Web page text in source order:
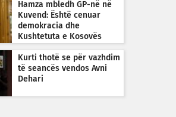
Hamza mbledh GP-në në
Kuvend: Është cenuar
demokracia dhe
Kushtetuta e Kosovës
Kurti thotë se për vazhdim
të seancës vendos Avni
Dehari